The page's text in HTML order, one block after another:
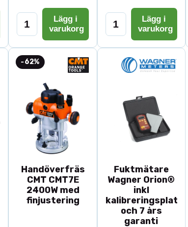
Lägg i
varukorg
Lägg i
varukorg
-62%
Handöverfräs
CMT CMT7E
2400W med
finjustering
Fuktmätare
Wagner Orion®
inkl
kalibreringsplatta
och 7 års
garanti